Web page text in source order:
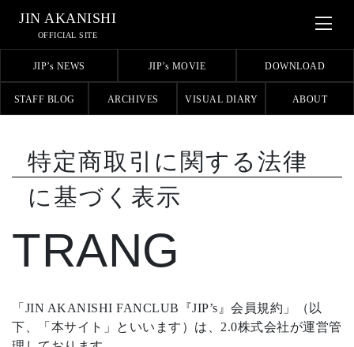
JIN AKANISHI
OFFICIAL SITE
JIP’s NEWS JIP’s MOVIE DOWNLOAD
STAFF BLOG ARCHIVES VISUAL DIARY ABOUT
特定商取引に関する法律
に基づく表示
TRANG
「JIN AKANISHI FANCLUB『JIP’s』会員規約」（以
下、「本サイト」といいます）は、2.0株式会社が運営管